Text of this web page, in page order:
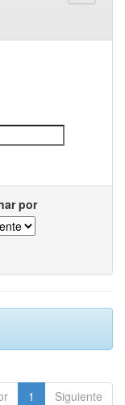
por
1 Siguiente